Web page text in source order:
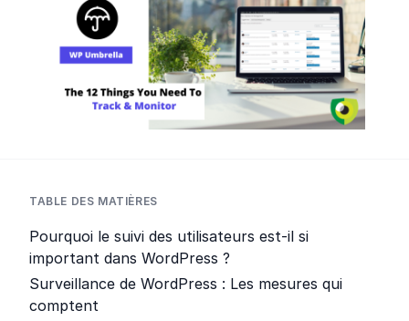
TABLE DES MATIÈRES
Pourquoi le suivi des utilisateurs est-il si
important dans WordPress ?
Surveillance de WordPress : Les mesures qui
comptent